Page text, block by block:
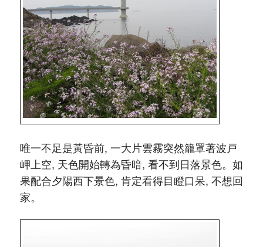
唯一不足是黃昏前, 一大片雲霧突然籠罩著波戸
岬上空, 天色開始轉為昏暗, 看不到日落景色。如
果配合夕陽西下景色, 肯定看得目瞪口呆, 不想回
家。